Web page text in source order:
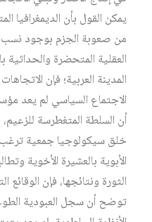
يمكن القول بأن الديمغرافيا
من صعوبة الجزم بوجود نسب
العقلية المتحضرة
المدينة العربية؛ فإن
الاجتماع السياسي لم يعد
أن السلطة المتغطرسة
خلق سيكولوجيا جمعية
الأبوية بالعشيرة الأخوية
الثورة ونتائجها، فإن
توضح أن سجل العبودية